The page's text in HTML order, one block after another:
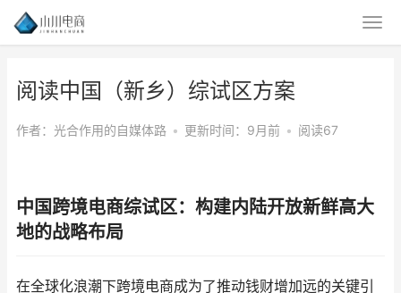
阅读中国（新乡）综试区方案
作者：光合作用的自媒体路 • 更新时间：9月前 • 阅读67
中国跨境电商综试区：构建内陆开放新鲜高大
地的战略布局
在全球化浪潮下跨境电商成为了推动钱财增加远的关键引